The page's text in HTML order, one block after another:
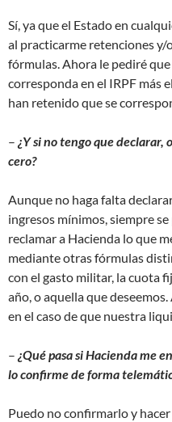
Sí, ya que el Estado en
al practicarme retenciones
fórmulas. Ahora le pediré
corresponda en el IRPF más
han retenido que se
– ¿Y si no tengo que declarar,
cero?
Aunque no haga falta
ingresos mínimos, siempre
reclamar a Hacienda lo que
mediante otras fórmulas
con el gasto militar, la cuota
año, o aquella que
en el caso de que nuestra
– ¿Qué pasa si Hacienda me
lo confirme de forma
Puedo no confirmarlo y